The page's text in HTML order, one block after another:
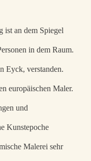
ist an dem Spiegel
in dem Raum.
Eyck, verstanden.
europäischen Maler.
und
Kunstepoche
Malerei sehr